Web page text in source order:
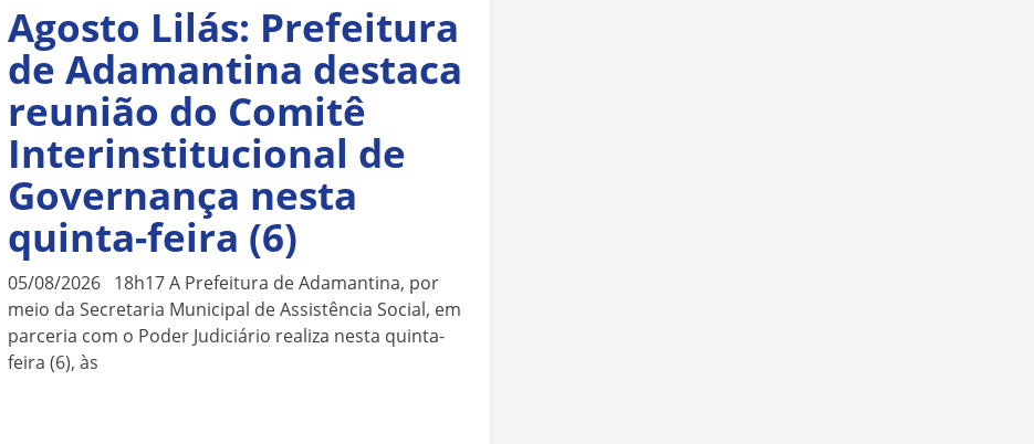
Agosto Lilás: Prefeitura
de Adamantina destaca
reunião do Comitê
Interinstitucional de
Governança nesta
quinta-feira (6)
05/08/2026 18h17 A Prefeitura de Adamantina, por
meio da Secretaria Municipal de Assistência Social, em
parceria com o Poder Judiciário realiza nesta quinta-
feira (6), às